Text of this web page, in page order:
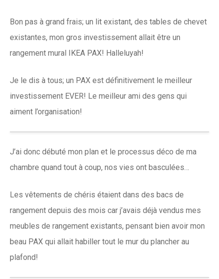
Bon pas à grand frais; un lit existant, des tables de chevet
existantes, mon gros investissement allait être un
rangement mural IKEA PAX! Halleluyah!
Je le dis à tous; un PAX est définitivement le meilleur
investissement EVER! Le meilleur ami des gens qui
aiment l’organisation!
J’ai donc débuté mon plan et le processus déco de ma
chambre quand tout à coup, nos vies ont basculées…
Les vêtements de chéris étaient dans des bacs de
rangement depuis des mois car j’avais déjà vendus mes
meubles de rangement existants, pensant bien avoir mon
beau PAX qui allait habiller tout le mur du plancher au
plafond!